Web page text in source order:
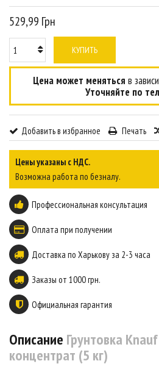
529,99 Грн
КУПИТЬ
Цена может меняться в
Уточняйте по
Добавить в избранное Печать
Цены указаны с НДС.
Возможна работа по безналу.
Профессиональная консультация
Оплата при получении
Доставка по Харькову за 2-3 часа
Заказы от 1000 грн.
Официальная гарантия
Описание Грунтовка
концентрат (5 кг)